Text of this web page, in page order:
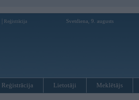
Reģistrācija Svetdiena, 9. augusts
Reģistrācija Lietotāji Meklētājs